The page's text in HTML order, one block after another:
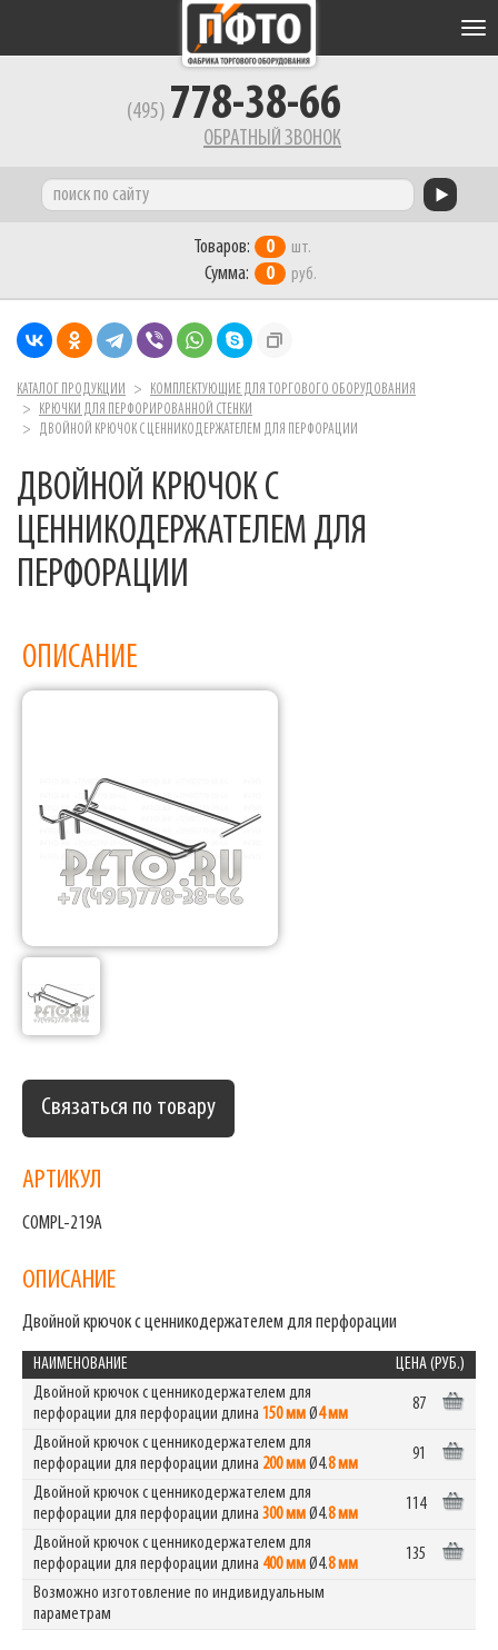
(495) 778-38-66
ОБРАТНЫЙ ЗВОНОК
Товаров: 0 шт.
Сумма: 0 руб.
КАТАЛОГ ПРОДУКЦИИ
КОМПЛЕКТУЮЩИЕ ДЛЯ ТОРГОВОГО ОБОРУДОВАНИЯ
КРЮЧКИ ДЛЯ ПЕРФОРИРОВАННОЙ СТЕНКИ
ДВОЙНОЙ КРЮЧОК С ЦЕННИКОДЕРЖАТЕЛЕМ ДЛЯ ПЕРФОРАЦИИ
ДВОЙНОЙ КРЮЧОК С
ЦЕННИКОДЕРЖАТЕЛЕМ ДЛЯ
ПЕРФОРАЦИИ
ОПИСАНИЕ
Связаться по товару
АРТИКУЛ
COMPL-219A
ОПИСАНИЕ
Двойной крючок с ценникодержателем для перфорации
НАИМЕНОВАНИЕ
ЦЕНА (РУБ.)
Двойной крючок с ценникодержателем для
перфорации для перфорации длина 150 ммØ4 мм
87
Двойной крючок с ценникодержателем для
перфорации для перфорации длина 200 ммØ4.8 мм
91
Двойной крючок с ценникодержателем для
перфорации для перфорации длина 300 ммØ4.8 мм
114
Двойной крючок с ценникодержателем для
перфорации для перфорации длина 400 ммØ4.8 мм
135
Возможно изготовление по индивидуальным
параметрам